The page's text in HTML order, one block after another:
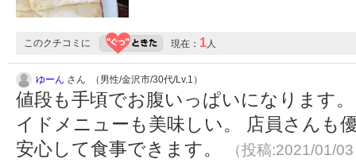
このクチコミに 現在： 1人
ゆーん さん （男性/金沢市/30代/Lv.1）
値段も手頃でお腹いっぱいになります
イドメニューも美味しい。 店員さんも
安心して食事できます。
（投稿:2021/01/